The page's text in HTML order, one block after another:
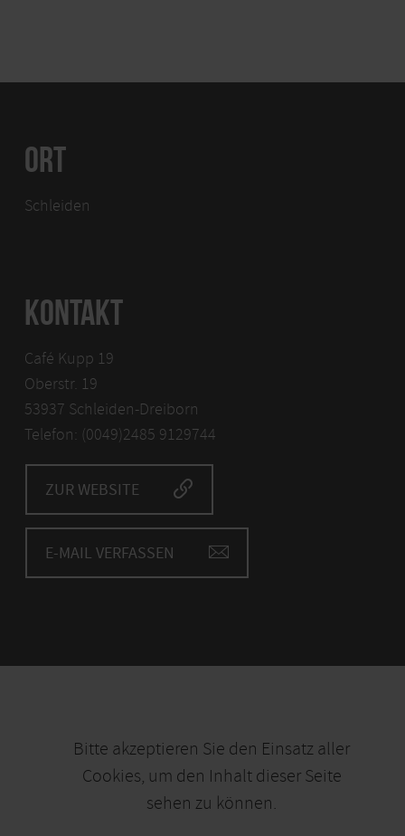
ORT
Schleiden
KONTAKT
Café Kupp 19
Oberstr. 19
53937 Schleiden-Dreiborn
Telefon: (0049)2485 9129744
ZUR WEBSITE
E-MAIL VERFASSEN
Bitte akzeptieren Sie den Einsatz aller
Cookies, um den Inhalt dieser Seite
sehen zu können.